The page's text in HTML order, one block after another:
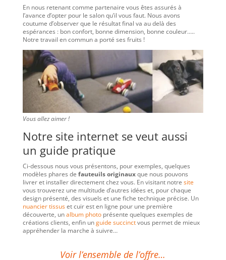
En nous retenant comme partenaire vous êtes assurés à
l’avance d’opter pour le salon qu’il vous faut. Nous avons
coutume d’observer que le résultat final va au delà des
espérances : bon confort, bonne dimension, bonne couleur…..
Notre travail en commun a porté ses fruits !
Vous allez aimer !
Notre site internet se veut aussi
un guide pratique
Ci-dessous nous vous présentons, pour exemples, quelques
modèles phares de fauteuils originauxque nous pouvons
livrer et installer directement chez vous. En visitant notre site
vous trouverez une multitude d’autres idées et, pour chaque
design présenté, des visuels et une fiche technique précise. Un
nuancier tissuset cuir est en ligne pour une première
découverte, unalbum photoprésente quelques exemples de
créations clients, enfin unguide succinctvous permet de mieux
appréhender la marche à suivre…
Voir l’ensemble de l’offre…